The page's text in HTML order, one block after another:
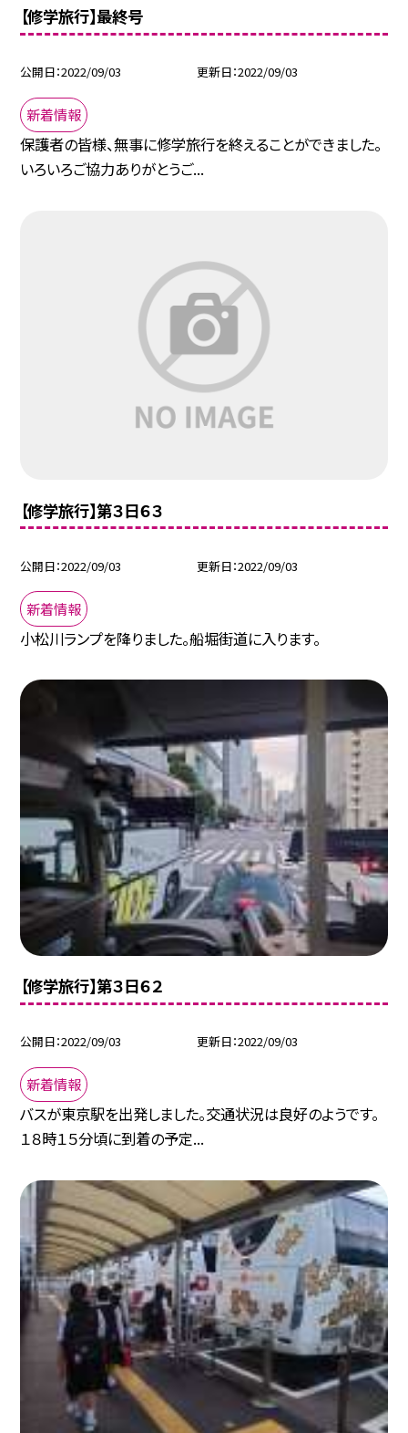
【修学旅行】最終号
公開日 2022/09/03 更新日 2022/09/03
新着情報
保護者の皆様、無事に修学旅行を終えることができました。
いろいろご協力ありがとうご...
【修学旅行】第３日６３
公開日 2022/09/03 更新日 2022/09/03
新着情報
小松川ランプを降りました。船堀街道に入ります。
【修学旅行】第３日６２
公開日 2022/09/03 更新日 2022/09/03
新着情報
バスが東京駅を出発しました。交通状況は良好のようです。
１８時１５分頃に到着の予定...